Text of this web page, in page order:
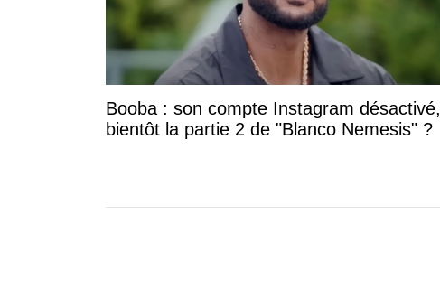
Booba : son compte Instagram désactivé,
bientôt la partie 2 de "Blanco Nemesis" ?